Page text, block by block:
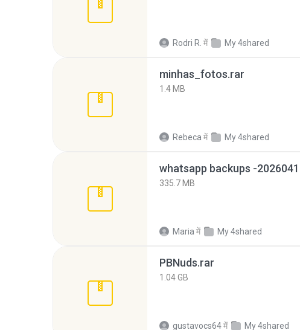
Rodri R. में My 4shared
minhas_fotos.rar
1.4 MB
Rebeca में My 4shared
335.7 MB
Maria में My 4shared
PBNuds.rar
1.04 GB
gustavocs64में My 4shared